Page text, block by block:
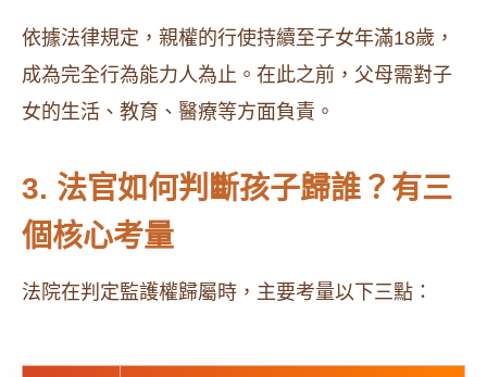
依據法律規定，親權的行使持續至子女年滿18歲，
成為完全行為能力人為止。​在此之前，父母需對子
女的生活、教育、醫療等方面負責。​
3. 法官如何判斷孩子歸誰？有三
個核心考量
法院在判定監護權歸屬時，主要考量以下三點：